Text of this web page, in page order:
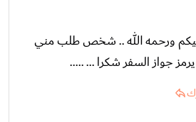
ورحمه الله .. شخص طلب مني
جواز السفر شكرا ... .....